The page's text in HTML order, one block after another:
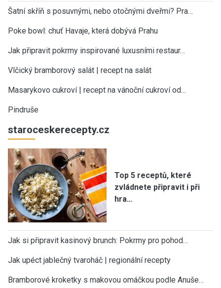
Šatní skříň s posuvnými, nebo otočnými dveřmi? Pra…
Poke bowl: chuť Havaje, která dobývá Prahu
Jak připravit pokrmy inspirované luxusními restaur…
Vlčický bramborový salát | recept na salát
Masarykovo cukroví | recept na vánoční cukroví od…
Pindruše
staroceskerecepty.cz
Top 5 receptů, které
zvládnete připravit i při
hra…
Jak si připravit kasinový brunch: Pokrmy pro pohod…
Jak upéct jablečný tvaroháč | regionální recepty
Bramborové kroketky s makovou omáčkou podle Anuše…